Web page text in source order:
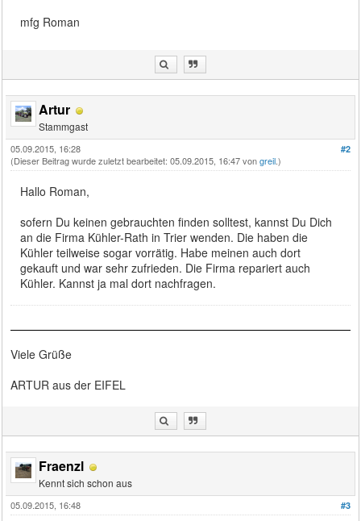
mfg Roman
Artur
Stammgast
#2
05.09.2015, 16:28
(Dieser Beitrag wurde zuletzt bearbeitet: 05.09.2015, 16:47 vongreil.)
Hallo Roman,
sofern Du keinen gebrauchten finden solltest, kannst Du Dich
an die Firma Kühler-Rath in Trier wenden. Die haben die
Kühler teilweise sogar vorrätig. Habe meinen auch dort
gekauft und war sehr zufrieden. Die Firma repariert auch
Kühler. Kannst ja mal dort nachfragen.
Viele Grüße
ARTUR aus der EIFEL
Fraenzl
Kennt sich schon aus
#3
05.09.2015, 16:48